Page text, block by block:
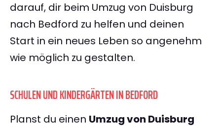
darauf, dir beim Umzug von Duisburg
nach Bedford zu helfen und deinen
Start in ein neues Leben so angenehm
wie möglich zu gestalten.
SCHULEN UND KINDERGÄRTEN IN BEDFORD
Planst du einen Umzug von Duisburg